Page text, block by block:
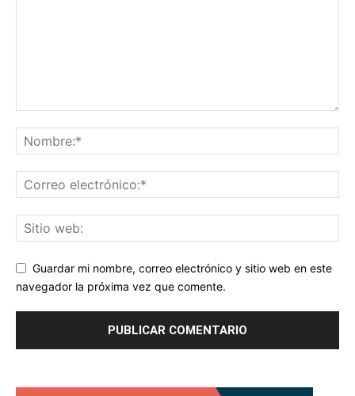
Guardar mi nombre, correo electrónico y sitio web en este
navegador la próxima vez que comente.